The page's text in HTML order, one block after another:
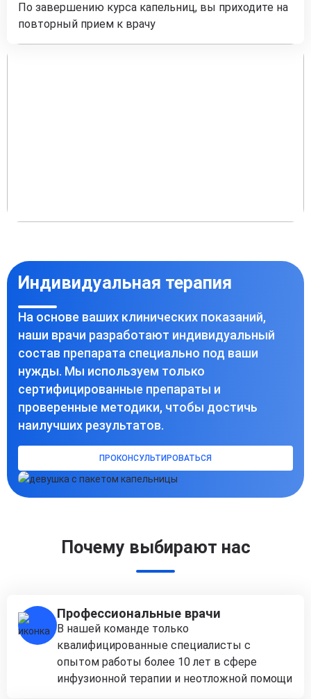
По завершению курса капельниц, вы приходите на
повторный прием к врачу
Индивидуальная терапия
На основе ваших клинических показаний,
наши врачи разработают индивидуальный
состав препарата специально под ваши
нужды. Мы используем только
сертифицированные препараты и
проверенные методики, чтобы достичь
наилучших результатов.
ПРОКОНСУЛЬТИРОВАТЬСЯ
Почему выбирают нас
Профессиональные врачи
В нашей команде только
квалифицированные специалисты с
опытом работы более 10 лет в сфере
инфузионной терапии и неотложной помощи